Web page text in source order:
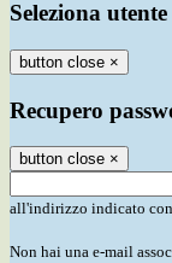
Seleziona utente
button close ×
Recupero
button close ×
all'indirizzo indicato
Non hai una e-mail